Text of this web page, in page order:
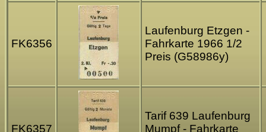
FK6356
Laufenburg Etzgen -
Fahrkarte 1966 1/2
Preis (G58986y)
FK6357
Tarif 639 Laufenburg
Mumpf - Fahrkarte